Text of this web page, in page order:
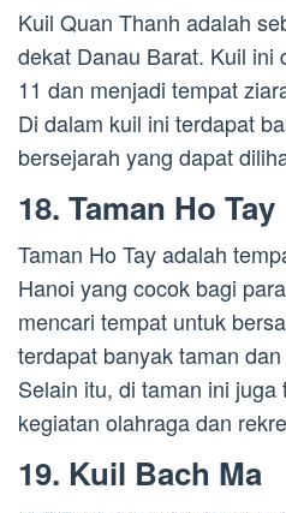
Kuil Quan Thanh adalah
dekat Danau Barat. Kuil ini
11 dan menjadi tempat
Di dalam kuil ini terdapat
bersejarah yang dapat
18. Taman Ho Tay
Taman Ho Tay adalah
Hanoi yang cocok bagi
mencari tempat untuk
terdapat banyak taman
Selain itu, di taman ini juga
kegiatan olahraga dan
19. Kuil Bach Ma